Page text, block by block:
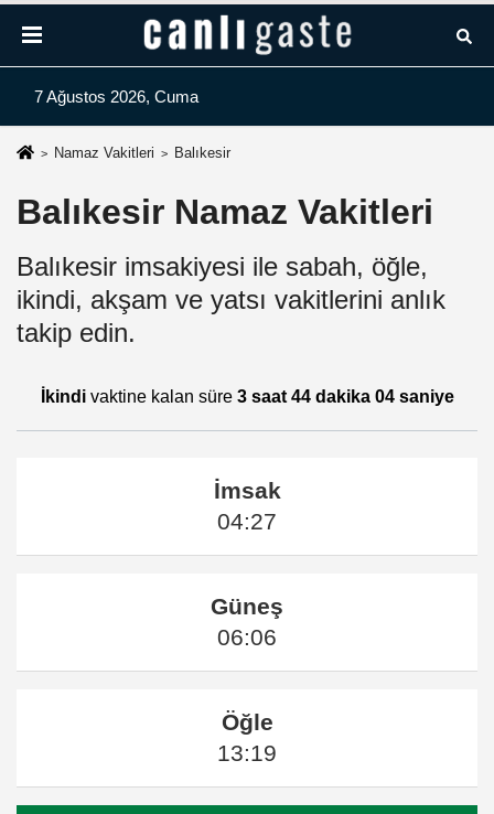
7 Ağustos 2026, Cuma
Namaz Vakitleri Balıkesir
Balıkesir Namaz Vakitleri
Balıkesir imsakiyesi ile sabah, öğle,
ikindi, akşam ve yatsı vakitlerini anlık
takip edin.
İkindivaktine kalan süre 3 saat 44 dakika 04 saniye
İmsak
04:27
Güneş
06:06
Öğle
13:19